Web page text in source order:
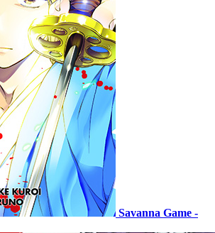
Savanna Game -